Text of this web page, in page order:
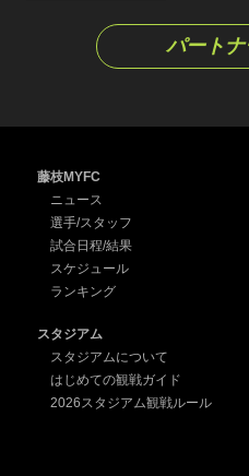
パート
藤枝MYFC
ニュース
選手/スタッフ
試合日程/結果
スケジュール
ランキング
スタジアム
スタジアムについて
はじめての観戦ガイド
2026スタジアム観戦ルール